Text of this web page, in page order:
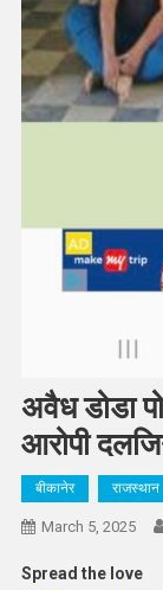
अवैध डोडा
आरोपी
बीकानेर राजस्थान
March 5, 2025
Spread the love